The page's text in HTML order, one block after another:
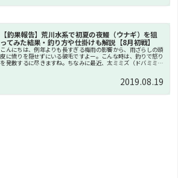
【釣果報告】荒川水系で初夏の夜鰻（ウナギ）を狙
ってみた結果・釣り方や仕掛けも解説【8月初戦】
こんにちは、例年よりも長すぎる梅雨の影響から、雨ざらしの頭
皮に憤りを隠せずにいる破毛ですよー。こんな時は、釣りで怒り
を発散するに尽きますね。ちなみに最近、太ミミズ（ドバミミ
2019.08.19